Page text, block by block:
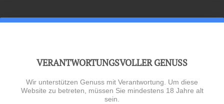
VERANTWORTUNGSVOLLER GENUSS
Wir unterstützen Genuss mit Verantwortung. Um diese
Website zu betreten, müssen Sie mindestens 18 Jahre alt
sein.